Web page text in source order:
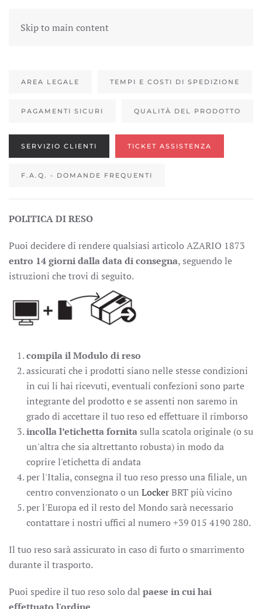
Skip to main content
AREA LEGALE TEMPI E COSTI DI SPEDIZIONE
PAGAMENTI SICURI QUALITÀ DEL PRODOTTO
SERVIZIO CLIENTI TICKET ASSISTENZA
F.A.Q. - DOMANDE FREQUENTI
POLITICA DI RESO
Puoi decidere di rendere qualsiasi articolo AZARIO 1873
entro 14 giorni dalla data di consegna, seguendo le
istruzioni che trovi di seguito.
compila ilModulo di reso
assicurati che i prodotti siano nelle stesse condizioni
in cui li hai ricevuti, eventuali confezioni sono parte
integrante del prodotto e se assenti non saremo in
grado di accettare il tuo reso ed effettuare il rimborso
incolla l’etichetta fornita sulla scatola originale (o su
un'altra che sia altrettanto robusta) in modo da
coprire l'etichetta di andata
per l'Italia, consegna il tuo reso presso una filiale, un
centro convenzionato o un LockerBRTpiù vicino
per l'Europa ed il resto del Mondo sarà necessario
contattare i nostri uffici al numero +39 015 4190 280.
Il tuo reso sarà assicurato in caso di furto o smarrimento
durante il trasporto.
Puoi spedire il tuo reso solo dal paese in cui hai